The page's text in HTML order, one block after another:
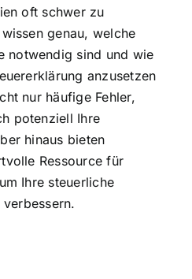
oft schwer zu
genau, welche
notwendig sind und wie
anzusetzen
nur häufige Fehler,
potenziell Ihre
hinaus bieten
Ressource für
Ihre steuerliche